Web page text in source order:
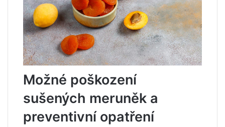
Možné poškození
sušených meruněk a
preventivní opatření